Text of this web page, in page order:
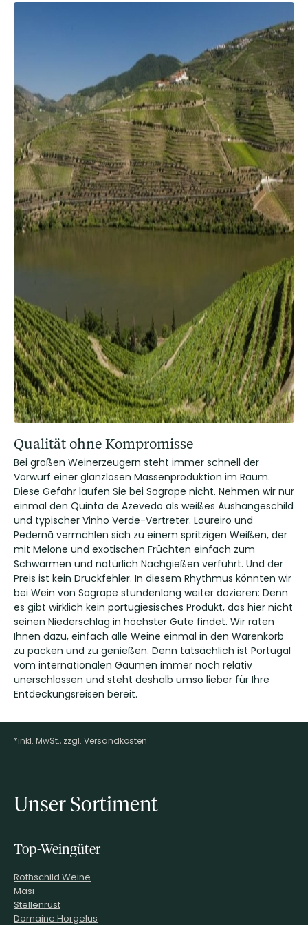
Qualität ohne Kompromisse
Bei großen Weinerzeugern steht immer schnell der
Vorwurf einer glanzlosen Massenproduktion im Raum.
Diese Gefahr laufen Sie bei Sogrape nicht. Nehmen wir nur
einmal den Quinta de Azevedo als weißes Aushängeschild
und typischer Vinho Verde-Vertreter. Loureiro und
Pedernã vermählen sich zu einem spritzigen Weißen, der
mit Melone und exotischen Früchten einfach zum
Schwärmen und natürlich Nachgießen verführt. Und der
Preis ist kein Druckfehler. In diesem Rhythmus könnten wir
bei Wein von Sogrape stundenlang weiter dozieren: Denn
es gibt wirklich kein portugiesisches Produkt, das hier nicht
seinen Niederschlag in höchster Güte findet. Wir raten
Ihnen dazu, einfach alle Weine einmal in den Warenkorb
zu packen und zu genießen. Denn tatsächlich ist Portugal
vom internationalen Gaumen immer noch relativ
unerschlossen und steht deshalb umso lieber für Ihre
Entdeckungsreisen bereit.
Footer-Menü
*inkl. MwSt., zzgl. Versandkosten
Unser Sortiment
Top-Weingüter
Rothschild Weine
Masi
Stellenrust
Domaine Horgelus